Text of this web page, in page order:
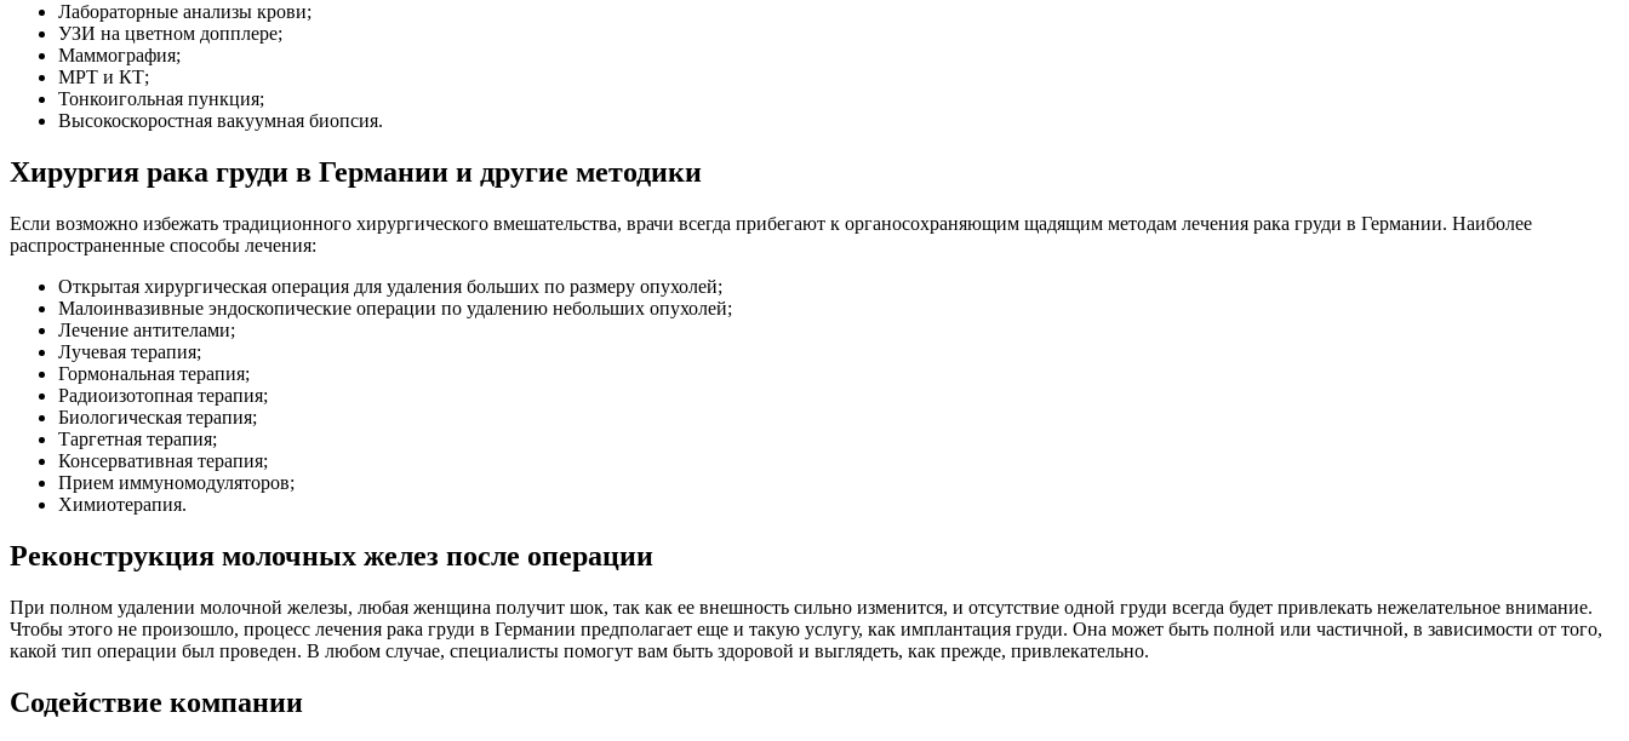
Лабораторные анализы крови;
УЗИ на цветном допплере;
Маммография;
МРТ и КТ;
Тонкоигольная пункция;
Высокоскоростная вакуумная биопсия.
Хирургия рака груди в Германии и другие методики
Если возможно избежать традиционного хирургического вмешательства, врачи всегда прибегают к органосохраняющим щадящим методам лечения рака груди в Германии. Наиболее
распространенные способы лечения:
Открытая хирургическая операция для удаления больших по размеру опухолей;
Малоинвазивные эндоскопические операции по удалению небольших опухолей;
Лечение антителами;
Лучевая терапия;
Гормональная терапия;
Радиоизотопная терапия;
Биологическая терапия;
Таргетная терапия;
Консервативная терапия;
Прием иммуномодуляторов;
Химиотерапия.
Реконструкция молочных желез после операции
При полном удалении молочной железы, любая женщина получит шок, так как ее внешность сильно изменится, и отсутствие одной груди всегда будет привлекать нежелательное внимание.
Чтобы этого не произошло, процесс лечения рака груди в Германии предполагает еще и такую услугу, как имплантация груди. Она может быть полной или частичной, в зависимости от того,
какой тип операции был проведен. В любом случае, специалисты помогут вам быть здоровой и выглядеть, как прежде, привлекательно.
Содействие компании